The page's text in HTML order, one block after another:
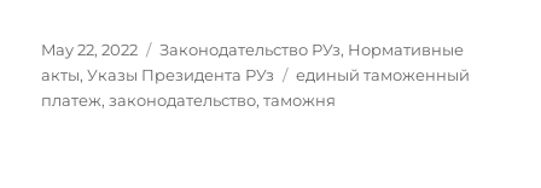
Posted
on
May 22, 2022 Categories
Законодательство РУз, Нормативные
акты,Указы Президента РУз Tags
единый таможенный
платеж,законодательство,таможня